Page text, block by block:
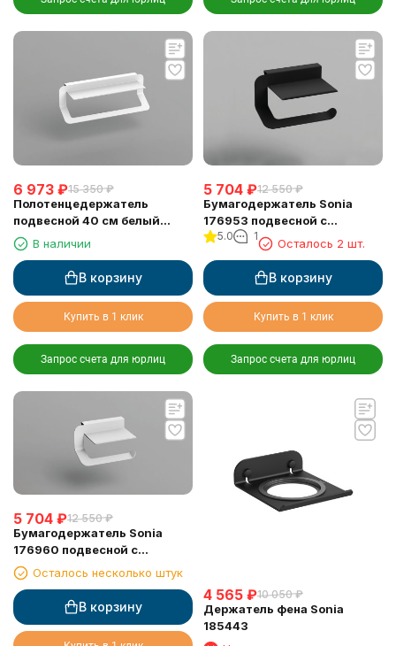
6 973 ₽15 350 ₽
Полотенцедержатель
подвесной 40 см белый
матовый Sonia 176922
В наличии
В корзину
Купить в 1 клик
Запрос счета для юрлиц
5 704 ₽12 550 ₽
Бумагодержатель Sonia
176953 подвесной с
полочкой черный матовый
5.0 1
Осталось 2 шт.
В корзину
Купить в 1 клик
Запрос счета для юрлиц
5 704 ₽12 550 ₽
Бумагодержатель Sonia
176960 подвесной с
полочкой белый матовый
Осталось несколько штук
В корзину
4 565 ₽10 050 ₽
Держатель фена Sonia
185443